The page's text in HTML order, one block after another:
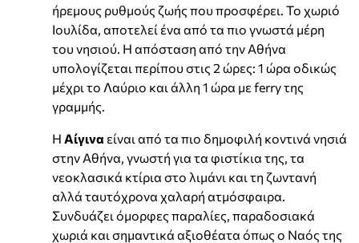
ήρεμους ρυθμούς ζωής που προσφέρει. Το χωριό
Ιουλίδα, αποτελεί ένα από τα πιο γνωστά μέρη
του νησιού. Η απόσταση από την Αθήνα
υπολογίζεται περίπου στις 2 ώρες: 1 ώρα οδικώς
μέχρι το Λαύριο και άλλη 1 ώρα με ferry της
γραμμής.
Η Αίγινα είναι από τα πιο δημοφιλή κοντινά νησιά
στην Αθήνα, γνωστή για τα φιστίκια της, τα
νεοκλασικά κτίρια στο λιμάνι και τη ζωντανή
αλλά ταυτόχρονα χαλαρή ατμόσφαιρα.
Συνδυάζει όμορφες παραλίες, παραδοσιακά
χωριά και σημαντικά αξιοθέατα όπως ο Ναός της